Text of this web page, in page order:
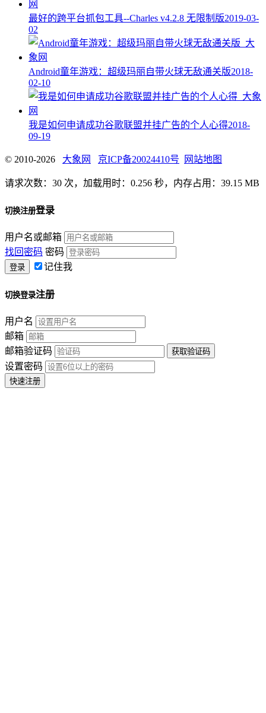
最好的跨平台抓包工具--Charles v4.2.8 无限制版2019-03-
02
Android童年游戏：超级玛丽自带火球无敌通关版2018-
02-10
我是如何申请成功谷歌联盟并挂广告的个人心得2018-
09-19
© 2010-2026 大象网 京ICP备20024410号 网站地图
请求次数：30 次，加载用时：0.256 秒，内存占用：39.15 MB
切换注册登录
用户名或邮箱
找回密码 密码
记住我
切换登录注册
用户名
邮箱
邮箱验证码
设置密码